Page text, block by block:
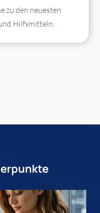
zu den neuesten
Hilfsmitteln.